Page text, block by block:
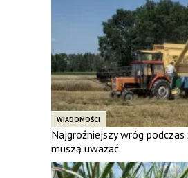
WIADOMOŚCI
Najgroźniejszy wróg podczas
muszą uważać